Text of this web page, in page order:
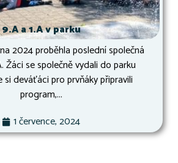
9.A a 1.A v parku
2024 proběhla poslední společná
Žáci se společně vydali do parku
si deváťáci pro prvňáky připravili
program,...
1 července, 2024